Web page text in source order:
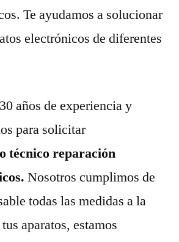
Te ayudamos a solucionar
electrónicos de diferentes
años de experiencia y
para solicitar
técnico reparación
Nosotros cumplimos de
todas las medidas a la
aparatos, estamos